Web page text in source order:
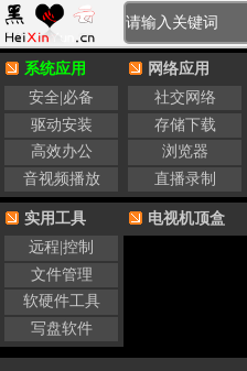
[登录]
系统应用
安全|必备
驱动安装
高效办公
音视频播放
网络应用
社交网络
存储下载
浏览器
直播录制
实用工具
远程|控制
文件管理
软硬件工具
写盘软件
电视机顶盒